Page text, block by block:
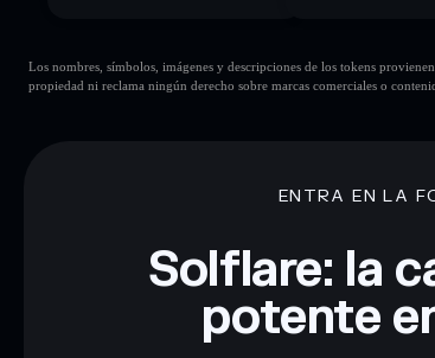
Los nombres, símbolos, imágenes y descripciones de los tokens
propiedad ni reclama ningún derecho sobre marcas comerciales o
ENTRA EN LA
Solflare: la
potente